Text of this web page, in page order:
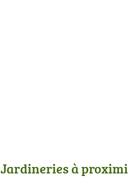
Jardineries à